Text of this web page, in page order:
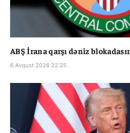
ABŞ İrana qarşı dəniz
6 Avqust 2026 22:25